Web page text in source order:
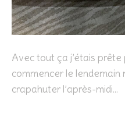
Avec tout ça j’étais
commencer le lendemain
crapahuter l’après-midi…